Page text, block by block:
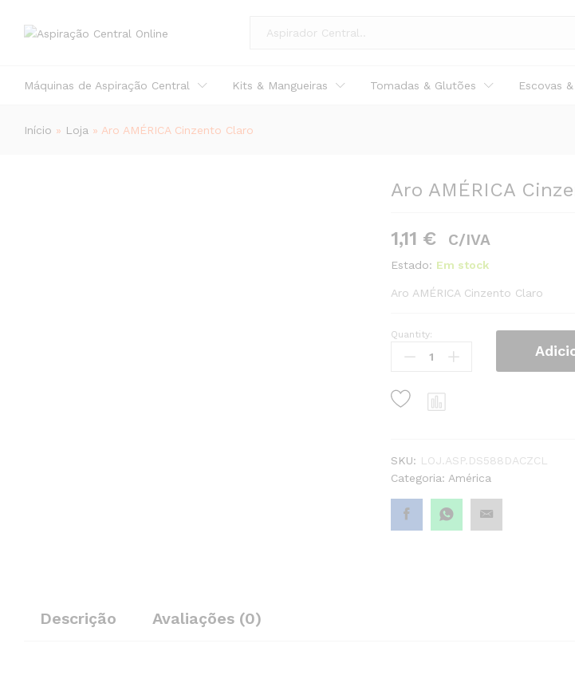
Máquinas de Aspiração Central Kits & Mangueiras Tomadas & Glutões Escovas
Início » Loja » Aro AMÉRICA Cinzento Claro
Aro AMÉRICA
1,11 € C/IVA
Estado: Em stock
Aro AMÉRICA Cinzento Claro
Aro
AMÉRICA
Claro
quantity1
Quantity:
SKU: LOJ.ASP.DS588DACZCL
Categoria: América
Descrição Avaliações (0)
Descrição Avaliações (0)